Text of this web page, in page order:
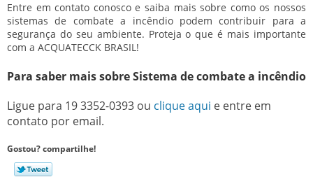
Entre em contato conosco e saiba mais sobre como os nossos
sistemas de combate a incêndio podem contribuir para a
segurança do seu ambiente. Proteja o que é mais importante
com a ACQUATECCK BRASIL!
Para saber mais sobre Sistema de combate a incêndio
Ligue para 19 3352-0393 ou clique aqui e entre em
contato por email.
Gostou? compartilhe!